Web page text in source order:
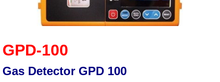
GPD-100
Gas Detector GPD 100